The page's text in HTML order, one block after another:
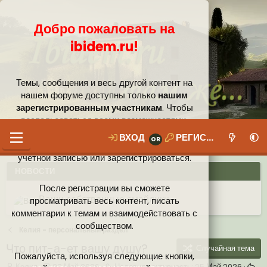
Добро пожаловать на
ibidem.ru!
Темы, сообщения и весь другой контент на
нашем форуме доступны только нашим
зарегистрированным участникам. Чтобы
воспользоваться всеми возможностями,
которые предлагает наше сообщество, вам
необходимо войти в систему под своей
учётной записью или зарегистрироваться.
После регистрации вы сможете
просматривать весь контент, писать
комментарии к темам и взаимодействовать с
сообществом.
Пожалуйста, используя следующие кнопки,
ВХОД РЕГИСТРАЦИЯ
Иконки пользователя
Ваши собственные смайлики
Аналитика от Ассистента
Новая система рейтинга (оценок) на форуме
Келия - персональный раздел
Что пит-а-ет вашу душу?
Случайная тема